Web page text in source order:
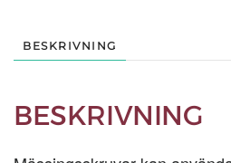
BESKRIVNING
BESKRIVNING